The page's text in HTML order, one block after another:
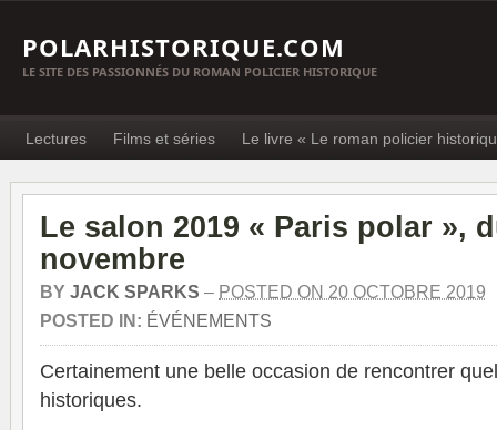
POLARHISTORIQUE.COM
LE SITE DES PASSIONNÉS DU ROMAN POLICIER HISTORIQUE
Lectures Films et séries Le livre « Le roman policier
Le salon 2019 « Paris polar »,
novembre
BY JACK SPARKS – POSTED ON 20 OCTOBRE 2019
POSTED IN: ÉVÉNEMENTS
Certainement une belle occasion de rencontrer
historiques.